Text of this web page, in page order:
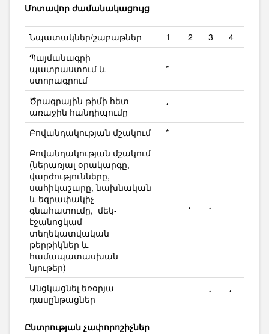
Մոտավոր ժամանակացույց
Նպատակներ/շաբաթներ 1 2 3
4
Պայմանագրի
պատրաստում և
ստորագրում
*
Ծրագրային թիմի հետ
առաջին հանդիպումը
*
Բովանդակության մշակում
*
Բովանդակության մշակում
(ներառյալ օրակարգը,
վարժությունները,
սահիկաշարը, նախնական
և եզրափակիչ
գնահատումը, մեկ-
էջանոցկամ
տեղեկատվական
թերթիկներ և
համապատասխան
նյութեր)
* *
Անցկացնել եռօրյա
դասընթացներ
* *
Ընտրության չափորոշիչներ